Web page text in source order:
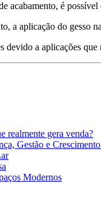
acabamento, é
a aplicação do
a aplicações
realmente gera venda?
Gestão e
Modernos